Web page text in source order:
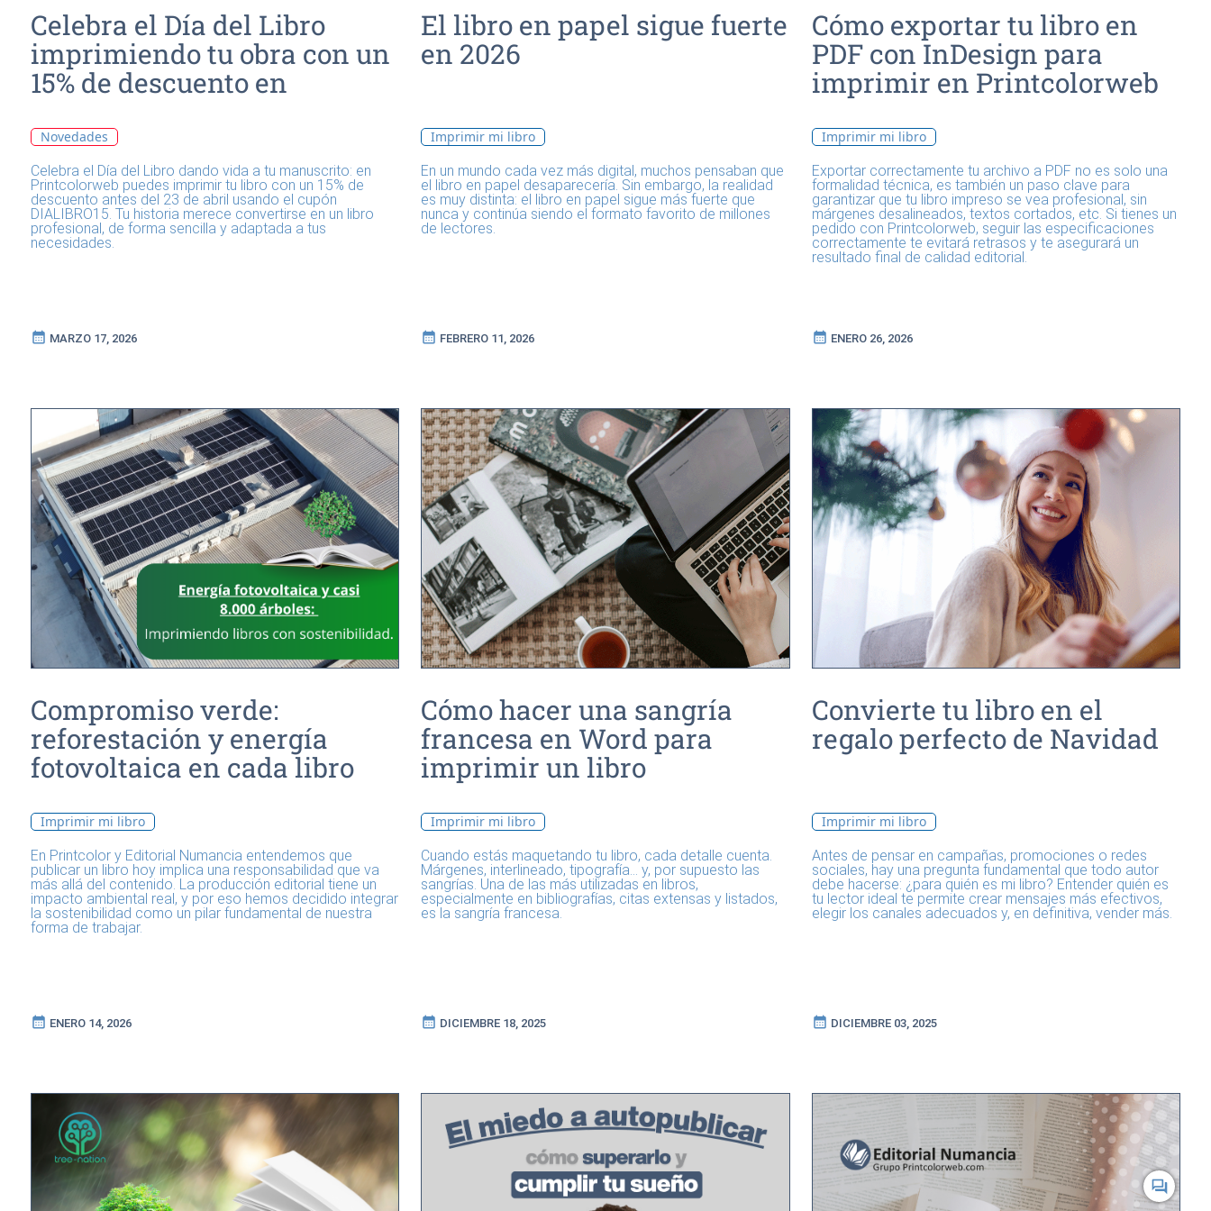
Celebra el Día del Libro
imprimiendo tu obra con un
15% de descuento en
Novedades
Celebra el Día del Libro dando vida a tu manuscrito: en
Printcolorweb puedes imprimir tu libro con un 15% de
descuento antes del 23 de abril usando el cupón
DIALIBRO15. Tu historia merece convertirse en un libro
profesional, de forma sencilla y adaptada a tus
necesidades.
calendar_month MARZO 17, 2026
El libro en papel sigue fuerte
en 2026
Imprimir mi libro
En un mundo cada vez más digital, muchos pensaban que
el libro en papel desaparecería. Sin embargo, la realidad
es muy distinta: el libro en papel sigue más fuerte que
nunca y continúa siendo el formato favorito de millones
de lectores.
calendar_month FEBRERO 11, 2026
Cómo exportar tu libro en
PDF con InDesign para
imprimir en Printcolorweb
Imprimir mi libro
Exportar correctamente tu archivo a PDF no es solo una
formalidad técnica, es también un paso clave para
garantizar que tu libro impreso se vea profesional, sin
márgenes desalineados, textos cortados, etc. Si tienes un
pedido con Printcolorweb, seguir las especificaciones
correctamente te evitará retrasos y te asegurará un
resultado final de calidad editorial.
calendar_month ENERO 26, 2026
Compromiso verde:
reforestación y energía
fotovoltaica en cada libro
Imprimir mi libro
En Printcolor y Editorial Numancia entendemos que
publicar un libro hoy implica una responsabilidad que va
más allá del contenido. La producción editorial tiene un
impacto ambiental real, y por eso hemos decidido integrar
la sostenibilidad como un pilar fundamental de nuestra
forma de trabajar.
calendar_month ENERO 14, 2026
Cómo hacer una sangría
francesa en Word para
imprimir un libro
Imprimir mi libro
Cuando estás maquetando tu libro, cada detalle cuenta.
Márgenes, interlineado, tipografía... y, por supuesto las
sangrías. Una de las más utilizadas en libros,
especialmente en bibliografías, citas extensas y listados,
es la sangría francesa.
calendar_month DICIEMBRE 18, 2025
Convierte tu libro en el
regalo perfecto de Navidad
Imprimir mi libro
Antes de pensar en campañas, promociones o redes
sociales, hay una pregunta fundamental que todo autor
debe hacerse: ¿para quién es mi libro? Entender quién es
tu lector ideal te permite crear mensajes más efectivos,
elegir los canales adecuados y, en definitiva, vender más.
calendar_month DICIEMBRE 03, 2025
forum